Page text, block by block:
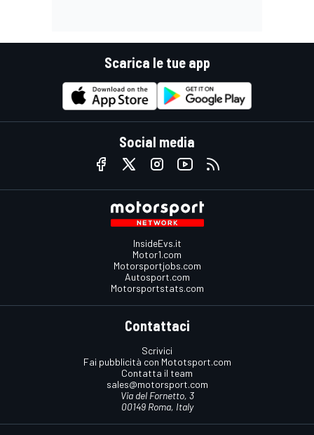
Scarica le tue app
Social media
InsideEvs.it
Motor1.com
Motorsportjobs.com
Autosport.com
Motorsportstats.com
Contattaci
Scrivici
Fai pubblicità con Mototsport.com
Contatta il team
sales@motorsport.com
Via del Fornetto, 3
00149 Roma, Italy